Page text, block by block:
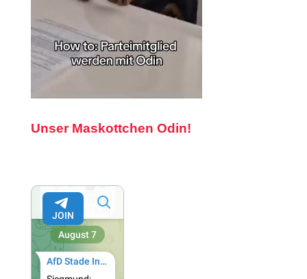
Unser Maskottchen Odin!